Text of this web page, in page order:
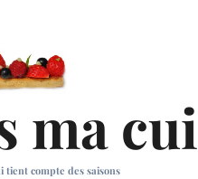
ma
tient compte des saisons